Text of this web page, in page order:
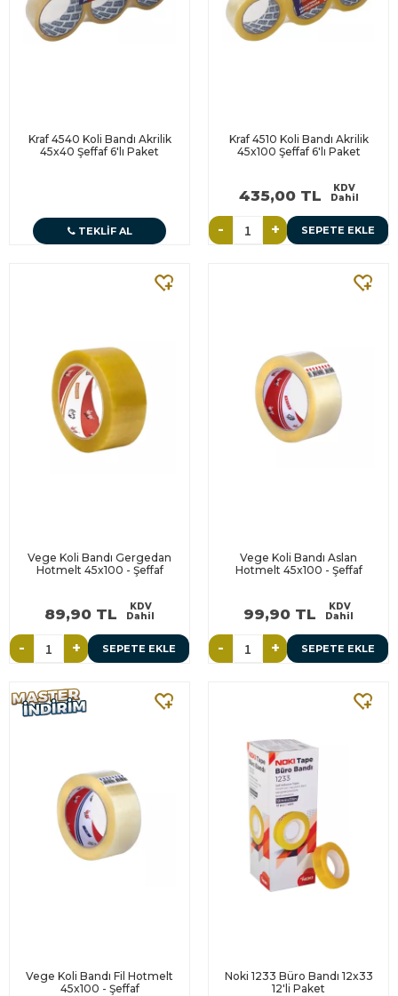
Kraf 4540 Koli Bandı Akrilik
45x40 Şeffaf 6'lı Paket
TEKLIF AL
Kraf 4510 Koli Bandı Akrilik
45x100 Şeffaf 6'lı Paket
435,00 TL
KDV
Dahil
- + SEPETE EKLE
Vege Koli Bandı Gergedan
Hotmelt 45x100 - Şeffaf
89,90 TL
KDV
Dahil
- + SEPETE EKLE
Vege Koli Bandı Aslan
Hotmelt 45x100 - Şeffaf
99,90 TL
KDV
Dahil
- + SEPETE EKLE
Vege Koli Bandı Fil Hotmelt
45x100 - Şeffaf
Noki 1233 Büro Bandı 12x33
12'li Paket